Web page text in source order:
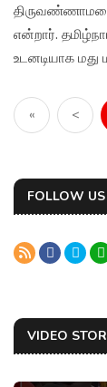
திருவண்ணாமலை
என்றார்.
உடனடியாக
« <
FOLLOW US
VIDEO